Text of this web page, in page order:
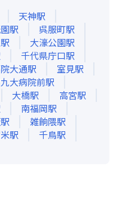
天神駅
駅 呉服町駅
駅 大濠公園駅
千代県庁口駅
大通駅 室見駅
大病院前駅
大橋駅 高宮駅
南福岡駅
駅 雑餉隈駅
駅 千鳥駅